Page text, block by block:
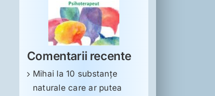
Comentarii recente
Mihai la10 substanţe
naturale care ar putea